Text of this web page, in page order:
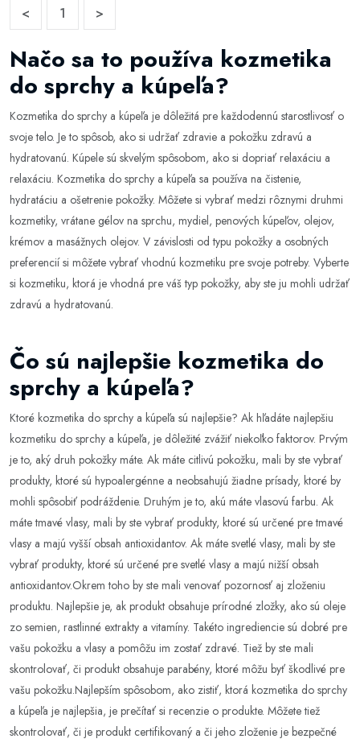
< 1 >
Načo sa to používa kozmetika
do sprchy a kúpeľa?
Kozmetika do sprchy a kúpeľa je dôležitá pre každodennú starostlivosť o
svoje telo. Je to spôsob, ako si udržať zdravie a pokožku zdravú a
hydratovanú. Kúpele sú skvelým spôsobom, ako si dopriať relaxáciu a
relaxáciu. Kozmetika do sprchy a kúpeľa sa používa na čistenie,
hydratáciu a ošetrenie pokožky. Môžete si vybrať medzi rôznymi druhmi
kozmetiky, vrátane gélov na sprchu, mydiel, penových kúpeľov, olejov,
krémov a masážnych olejov. V závislosti od typu pokožky a osobných
preferencií si môžete vybrať vhodnú kozmetiku pre svoje potreby. Vyberte
si kozmetiku, ktorá je vhodná pre váš typ pokožky, aby ste ju mohli udržať
zdravú a hydratovanú.
Čo sú najlepšie kozmetika do
sprchy a kúpeľa?
Ktoré kozmetika do sprchy a kúpeľa sú najlepšie? Ak hľadáte najlepšiu
kozmetiku do sprchy a kúpeľa, je dôležité zvážiť niekoľko faktorov. Prvým
je to, aký druh pokožky máte. Ak máte citlivú pokožku, mali by ste vybrať
produkty, ktoré sú hypoalergénne a neobsahujú žiadne prísady, ktoré by
mohli spôsobiť podráždenie. Druhým je to, akú máte vlasovú farbu. Ak
máte tmavé vlasy, mali by ste vybrať produkty, ktoré sú určené pre tmavé
vlasy a majú vyšší obsah antioxidantov. Ak máte svetlé vlasy, mali by ste
vybrať produkty, ktoré sú určené pre svetlé vlasy a majú nižší obsah
antioxidantov.Okrem toho by ste mali venovať pozornosť aj zloženiu
produktu. Najlepšie je, ak produkt obsahuje prírodné zložky, ako sú oleje
zo semien, rastlinné extrakty a vitamíny. Takéto ingrediencie sú dobré pre
vašu pokožku a vlasy a pomôžu im zostať zdravé. Tiež by ste mali
skontrolovať, či produkt obsahuje parabény, ktoré môžu byť škodlivé pre
vašu pokožku.Najlepším spôsobom, ako zistiť, ktorá kozmetika do sprchy
a kúpeľa je najlepšia, je prečítať si recenzie o produkte. Môžete tiež
skontrolovať, či je produkt certifikovaný a či jeho zloženie je bezpečné